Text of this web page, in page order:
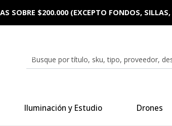
Iluminación y Estudio Drones
SOBRE $200.000 (EXCEPTO FONDOS,